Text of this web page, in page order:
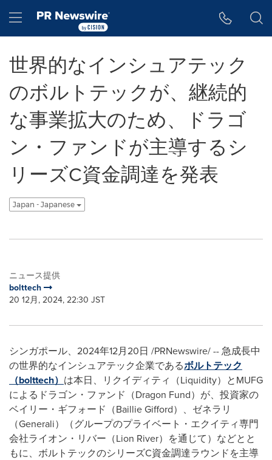
Hamburger menu
世界的なインシュアテック
のボルトテックが、継続的
な事業拡大のため、ドラゴ
ン・ファンドが主導するシ
リーズC資金調達を発表
Japan - Japanese
ニュース提供
bolttech
20 12月, 2024, 22:30 JST
シンガポール、2024年12月20日 /PRNewswire/ -- 急成長中
の世界的なインシュアテック企業であるボルトテック
（bolttech） は本日、リクイディティ（Liquidity）とMUFG
によるドラゴン・ファンド（Dragon Fund）が、投資家の
ベイリー・ギフォード（Baillie Gifford）、ゼネラリ
（Generali）（グループのプライベート・エクイティ専門
会社ライオン・リバー（Lion River）を通じて）などとと
もに、ボルトテックのシリーズC資金調達ラウンドを主導